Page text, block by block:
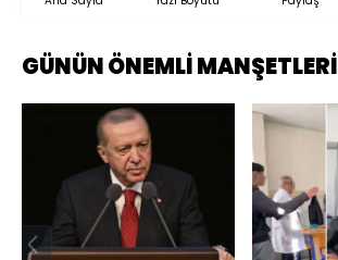
GÜNÜN ÖNEMLİ MANŞETLERİ